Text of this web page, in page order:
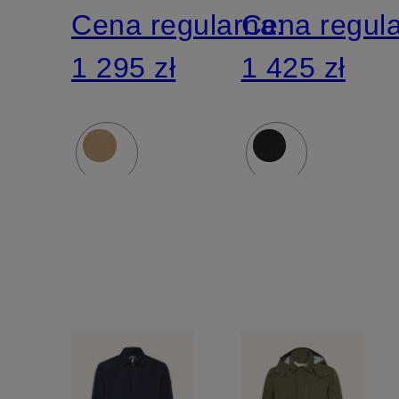
Cena regularna:
1 295 zł
Cena
1 425 zł